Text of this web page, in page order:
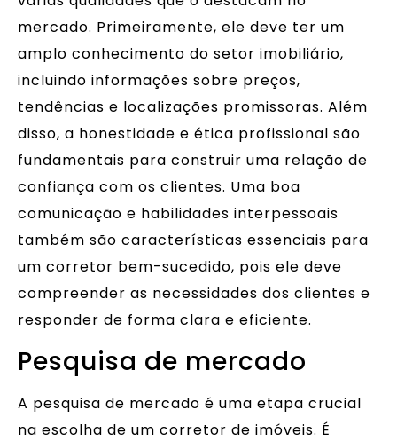
mercado. Primeiramente, ele deve ter um
amplo conhecimento do setor imobiliário,
incluindo informações sobre preços,
tendências e localizações promissoras. Além
disso, a honestidade e ética profissional são
fundamentais para construir uma relação de
confiança com os clientes. Uma boa
comunicação e habilidades interpessoais
também são características essenciais para
um corretor bem-sucedido, pois ele deve
compreender as necessidades dos clientes e
responder de forma clara e eficiente.
Pesquisa de mercado
A pesquisa de mercado é uma etapa crucial
na escolha de um corretor de imóveis. É